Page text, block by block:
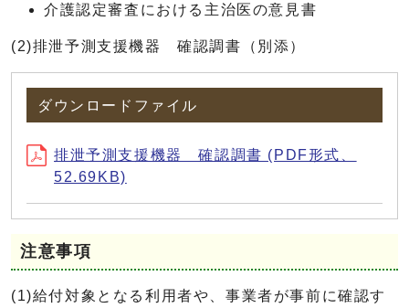
介護認定審査における主治医の意見書
(2)排泄予測支援機器 確認調書（別添）
ダウンロードファイル
排泄予測支援機器 確認調書 (PDF形式、
52.69KB)
注意事項
(1)給付対象となる利用者や、事業者が事前に確認す